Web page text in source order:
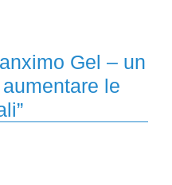
Gel – un
le